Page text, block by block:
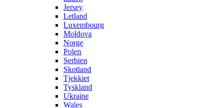
Jersey
Letland
Luxembourg
Moldova
Norge
Polen
Serbien
Skotland
Tjekkiet
Tyskland
Ukraine
Wales